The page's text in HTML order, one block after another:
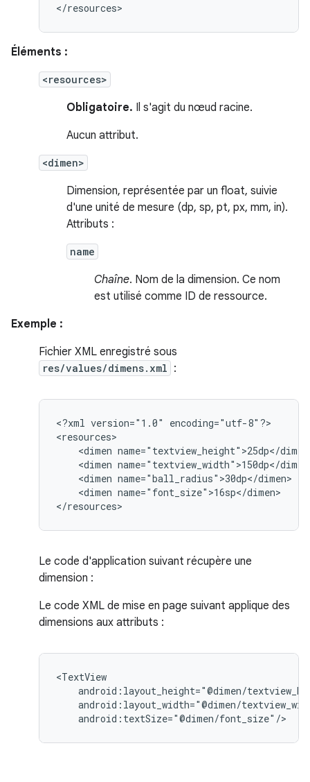
</resources>
Éléments :
<resources>
Obligatoire. Il s'agit du nœud racine.
Aucun attribut.
<dimen>
Dimension, représentée par un float, suivie
d'une unité de mesure (dp, sp, pt, px, mm, in).
Attributs :
name
Chaîne. Nom de la dimension. Ce nom
est utilisé comme ID de ressource.
Exemple :
Fichier XML enregistré sous
res/values/dimens.xml :
<?xml version="1.0"
encoding="utf-8"?>
<dimen
<dimen
<dimen
<dimen name="font_size">16sp</dimen>
</resources>
Le code d'application suivant récupère une
dimension :
Le code XML de mise en page suivant applique des
dimensions aux attributs :
android:textSize="@dimen/font_size"/>